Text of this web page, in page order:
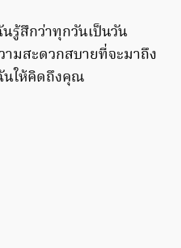
รู้สึกว่าทุกวันเป็นวัน
มสะดวกสบายที่จะมาถึง
นให้คิดถึงคุณ